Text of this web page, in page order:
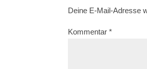
Deine E-Mail-Adresse
Kommentar*